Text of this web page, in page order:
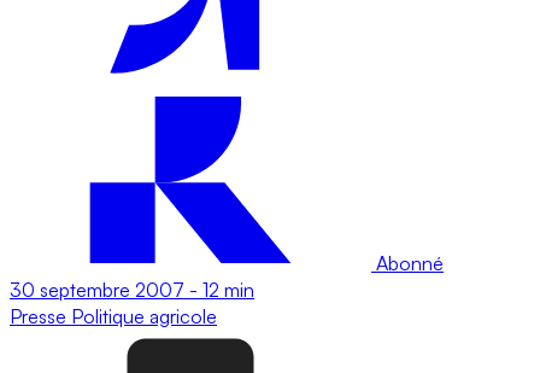
Abonné
30 septembre 2007 - 12 min
Presse Politique agricole